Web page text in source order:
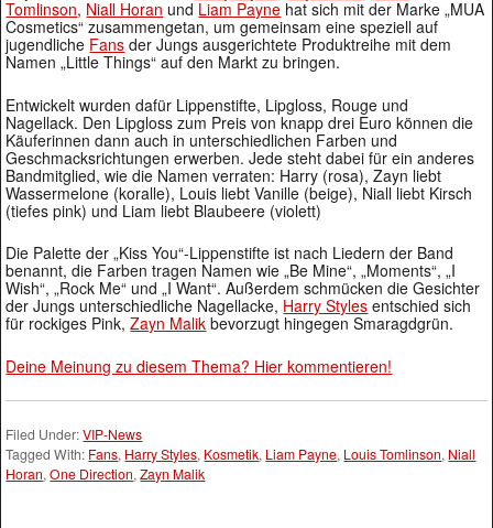
Tomlinson, Niall Horan und Liam Payne hat sich mit der Marke „MUA
Cosmetics“ zusammengetan, um gemeinsam eine speziell auf
jugendliche Fans der Jungs ausgerichtete Produktreihe mit dem
Namen „Little Things“ auf den Markt zu bringen.
Entwickelt wurden dafür Lippenstifte, Lipgloss, Rouge und
Nagellack. Den Lipgloss zum Preis von knapp drei Euro können die
Käuferinnen dann auch in unterschiedlichen Farben und
Geschmacksrichtungen erwerben. Jede steht dabei für ein anderes
Bandmitglied, wie die Namen verraten: Harry (rosa), Zayn liebt
Wassermelone (koralle), Louis liebt Vanille (beige), Niall liebt Kirsch
(tiefes pink) und Liam liebt Blaubeere (violett)
Die Palette der „Kiss You“-Lippenstifte ist nach Liedern der Band
benannt, die Farben tragen Namen wie „Be Mine“, „Moments“, „I
Wish“, „Rock Me“ und „I Want“. Außerdem schmücken die Gesichter
der Jungs unterschiedliche Nagellacke, Harry Styles entschied sich
für rockiges Pink,Zayn Malik bevorzugt hingegen Smaragdgrün.
Deine Meinung zu diesem Thema? Hier kommentieren!
Filed Under:VIP-News
Tagged With: Fans, Harry Styles, Kosmetik, Liam Payne, Louis Tomlinson, Niall
Horan,One Direction,Zayn Malik